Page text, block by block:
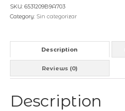
quantity
SKU: 6531209B9A703
Category: Sin categorizar
Description
Reviews (0)
Description